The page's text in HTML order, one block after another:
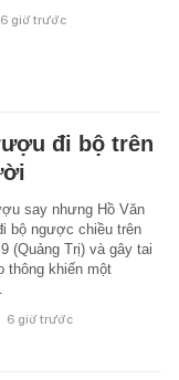
6 giờ trước
đi bộ trên
say nhưng Hồ Văn
bộ ngược chiều trên
(Quảng Trị) và gây tai
thông khiến một
6 giờ trước